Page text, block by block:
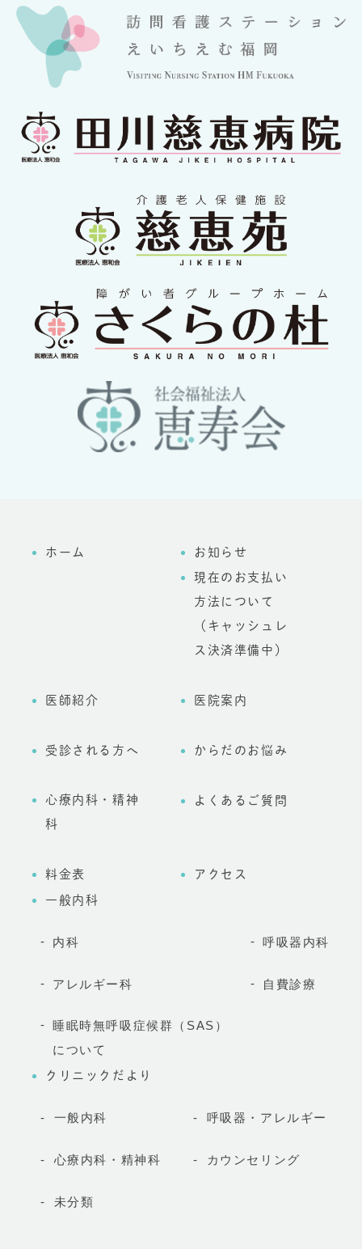
ホーム お知らせ
現在のお支払い
方法について
（キャッシュレ
ス決済準備中）
医師紹介 医院案内
受診される方へ からだのお悩み
心療内科・精神
科
よくあるご質問
料金表 アクセス
一般内科
内科 呼吸器内科
アレルギー科 自費診療
睡眠時無呼吸症候群（SAS）
について
クリニックだより
一般内科 呼吸器・アレルギー
心療内科・精神科 カウンセリング
未分類